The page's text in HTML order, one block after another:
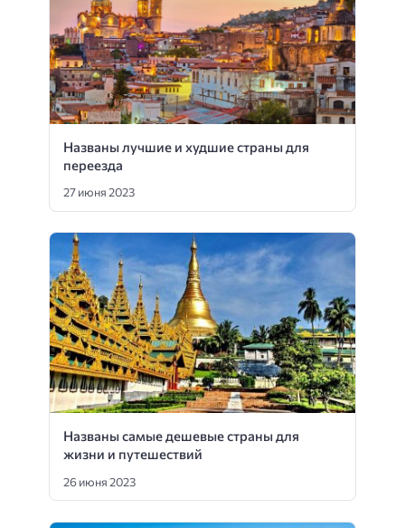
Названы лучшие и худшие страны для
переезда
27 июня 2023
Названы самые дешевые страны для
жизни и путешествий
26 июня 2023